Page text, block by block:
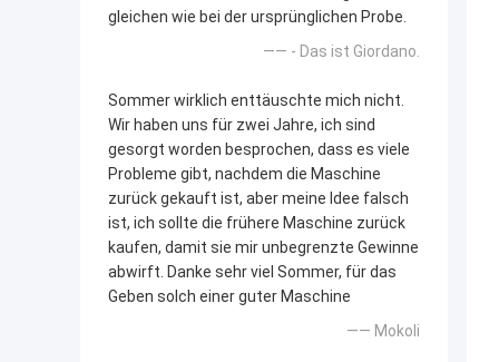
gleichen wie bei der ursprünglichen Probe.
—— - Das ist Giordano.
Sommer wirklich enttäuschte mich nicht.
Wir haben uns für zwei Jahre, ich sind
gesorgt worden besprochen, dass es viele
Probleme gibt, nachdem die Maschine
zurück gekauft ist, aber meine Idee falsch
ist, ich sollte die frühere Maschine zurück
kaufen, damit sie mir unbegrenzte Gewinne
abwirft. Danke sehr viel Sommer, für das
Geben solch einer guter Maschine
—— Mokoli